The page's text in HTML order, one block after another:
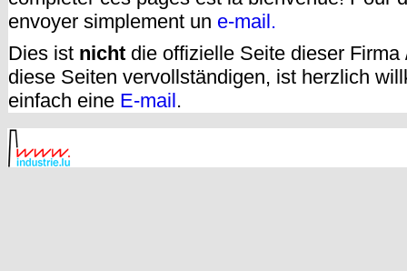
envoyer simplement un e-mail.
Dies ist nicht die offizielle Seite dieser
diese Seiten vervollständigen, ist herzlich
einfach eine E-mail .